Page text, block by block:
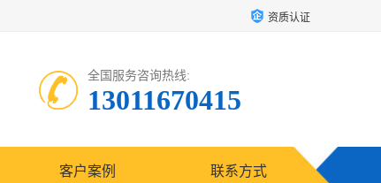
资质认证
全国服务咨询热线:
13011670415
客户案例 联系方式